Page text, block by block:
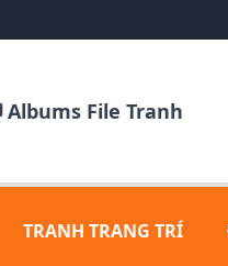
Albums File Tranh
TRANH TRANG TRÍ